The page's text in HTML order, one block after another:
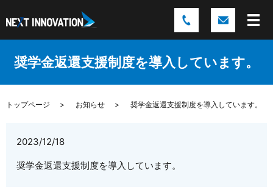
奨学金返還支援制度を導入しています。
トップページ お知らせ 奨学金返還支援制度を導入しています。
2023/12/18
奨学金返還支援制度を導入しています。